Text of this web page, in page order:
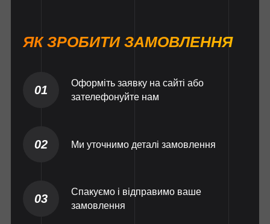
ЯК ЗРОБИТИ ЗАМОВЛЕННЯ
01
Оформіть заявку на сайті або
зателефонуйте нам
02 Ми уточнимо деталі замовлення
03
Спакуємо і відправимо ваше
замовлення